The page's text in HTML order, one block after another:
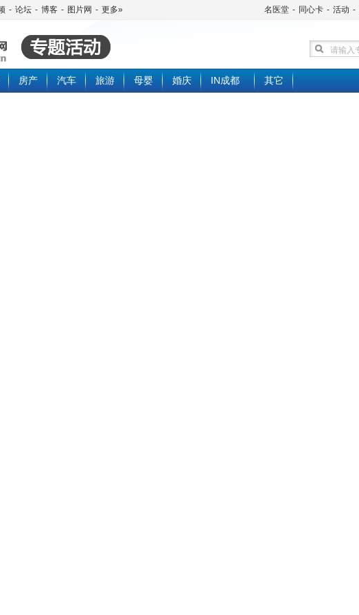
- 论坛 - 博客 - 图片网 - 更多» 名医堂 - 同心卡 - 活动 -
房产 汽车 旅游 母婴 婚庆 IN成都 其它